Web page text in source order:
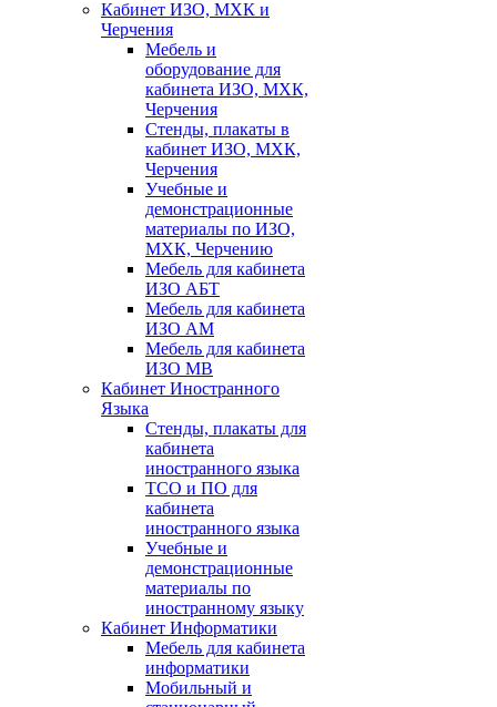
Кабинет ИЗО, МХК и
Черчения
Мебель и
оборудование для
кабинета ИЗО, МХК,
Черчения
Стенды, плакаты в
кабинет ИЗО, МХК,
Черчения
Учебные и
демонстрационные
материалы по ИЗО,
МХК, Черчению
Мебель для кабинета
ИЗО АБТ
Мебель для кабинета
ИЗО АМ
Мебель для кабинета
ИЗО МВ
Кабинет Иностранного
Языка
Стенды, плакаты для
кабинета
иностранного языка
ТСО и ПО для
кабинета
иностранного языка
Учебные и
демонстрационные
материалы по
иностранному языку
Кабинет Информатики
Мебель для кабинета
информатики
Мобильный и